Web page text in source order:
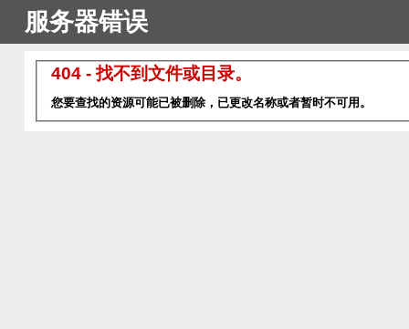
服务器错误
404 - 找不到文件或目录。
您要查找的资源可能已被删除，已更改名称或者暂时不可用。